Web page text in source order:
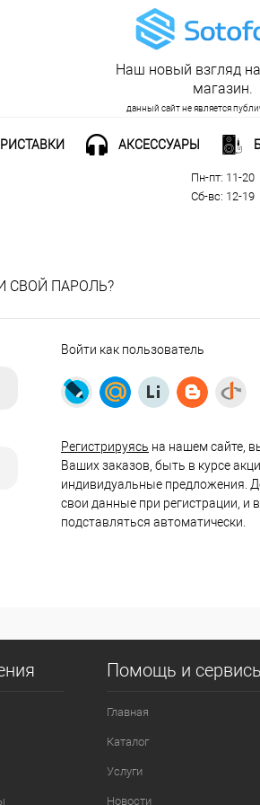
Наш новый взгляд
магазин.
данный сайт не является
Рабочее время:
Пн-пт: 11-20
Сб-вс: 12-19
АКСЕССУАРЫ
СВОЙ ПАРОЛЬ?
Войти как пользователь
Регистрируясь на нашем сайте,
Ваших заказов, быть в курсе
индивидуальные предложения.
свои данные при регистрации, и
подставляться автоматически.
Помощь и
Главная
Каталог
Услуги
Новости